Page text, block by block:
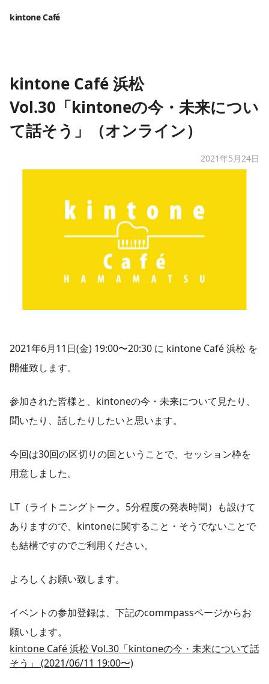
kintone Café
kintone Café 浜松
Vol.30「kintoneの今・未来につい
て話そう」（オンライン）
2021年5月24日
2021年6月11日(金) 19:00〜20:30 に kintone Café 浜松 を
開催致します。
参加された皆様と、kintoneの今・未来について見たり、
聞いたり、話したりしたいと思います。
今回は30回の区切りの回ということで、セッション枠を
用意しました。
LT（ライトニングトーク。5分程度の発表時間）も設けて
ありますので、kintoneに関すること・そうでないことで
も結構ですのでご利用ください。
よろしくお願い致します。
イベントの参加登録は、下記のcommpassページからお
願いします。
kintone Café 浜松 Vol.30「kintoneの今・未来について話
そう」 (2021/06/11 19:00〜)